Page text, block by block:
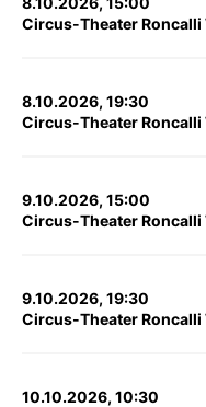
Circus-Theater Roncalli
8.10.2026, 19:30
Circus-Theater Roncalli
9.10.2026, 15:00
Circus-Theater Roncalli
9.10.2026, 19:30
Circus-Theater Roncalli
10.10.2026, 10:30